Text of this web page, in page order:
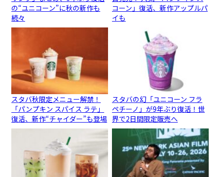
の“ユニコーン”に秋の新作も
続々
コーン」復活、新作アップルパ
イも
スタバ秋限定メニュー解禁！
「パンプキン スパイス ラテ」
復活、新作“チャイダー”も登場
スタバの幻「ユニコーン フラ
ペチーノ」が9年ぶり復活！世
界で2日間限定販売へ